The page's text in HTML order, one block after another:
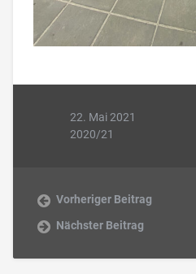
22. Mai 2021
2020/21
Vorheriger Beitrag
Nächster Beitrag